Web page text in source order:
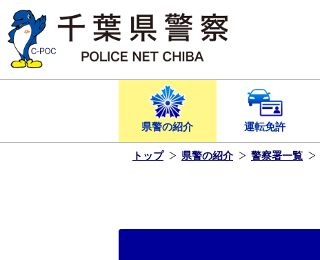
ス
キ
ま
県警の紹介 運転免許
トップ 県警の紹介 警察署一覧